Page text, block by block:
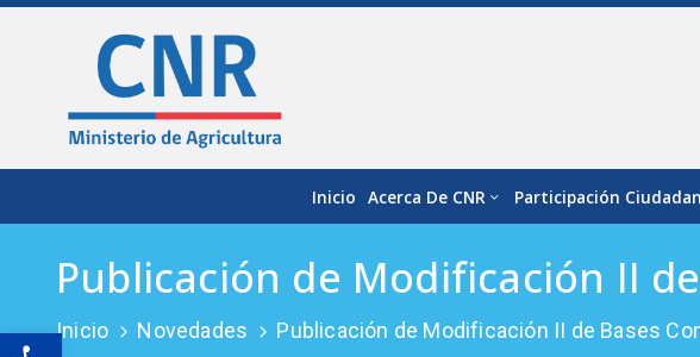
Open toolbar
Inicio Acerca De CNR Participación
Publicación de Modificación II
Inicio Novedades Publicación de Modificación II de Bases